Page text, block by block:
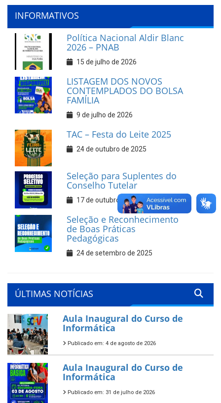
INFORMATIVOS
Política Nacional Aldir Blanc
2026 – PNAB
15 de julho de 2026
LISTAGEM DOS NOVOS
CONTEMPLADOS DO BOLSA
FAMÍLIA
9 de julho de 2026
TAC – Festa do Leite 2025
24 de outubro de 2025
Seleção para Suplentes do
Conselho Tutelar
17 de outubro de 2025
Seleção e Reconhecimento
de Boas Práticas
Pedagógicas
24 de setembro de 2025
ÚLTIMAS NOTÍCIAS
Aula Inaugural do Curso de
Informática
Publicado em: 4 de agosto de 2026
Aula Inaugural do Curso de
Informática
Publicado em: 31 de julho de 2026